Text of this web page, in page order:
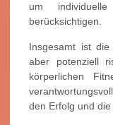
um
berücksichtigen.
Insgesamt ist
aber potenziell
körperlichen
den Erfolg und